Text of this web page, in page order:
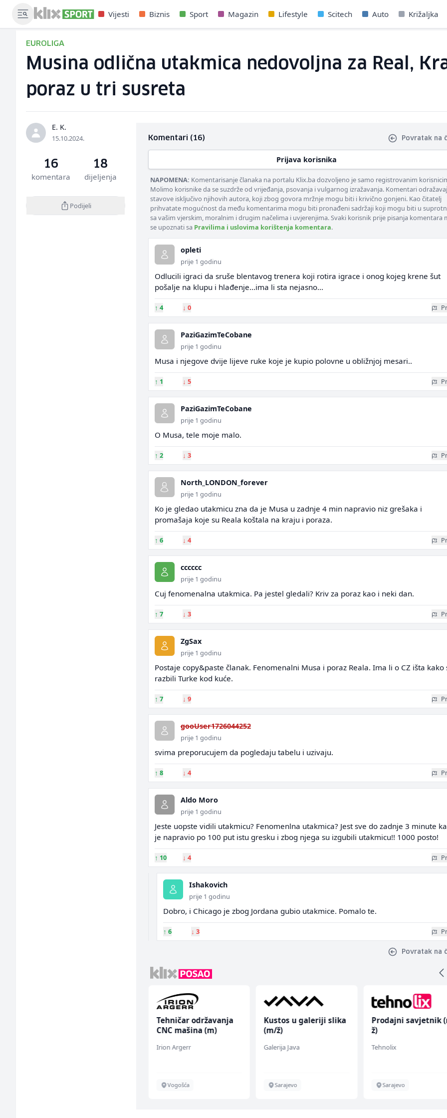
Vijesti Biznis Sport Magazin Lifestyle Scitech Auto Križaljka
EUROLIGA
Musina odlična utakmica nedovoljna za Real,
poraz u tri susreta
E. K.
15.10.2024.
16
komentara
18
dijeljenja
Podijeli
Komentari (16) Povratak na
Prijava korisnika
NAPOMENA: Komentarisanje članaka na portalu Klix.ba dozvoljeno je samo registrovanim
Molimo korisnike da se suzdrže od vrijeđanja, psovanja i vulgarnog izražavanja. Komentari
stavove isključivo njihovih autora, koji zbog govora mržnje mogu biti i krivično gonjeni. Kao čitatelj
prihvatate mogućnost da među komentarima mogu biti pronađeni sadržaji koji mogu biti u
sa vašim vjerskim, moralnim i drugim načelima i uvjerenjima. Svaki korisnik prije pisanja komentara
se upoznati sa Pravilima i uslovima korištenja komentara.
opleti
prije 1 godinu
Odlucili igraci da sruše blentavog trenera koji rotira igrace i onog kojeg krene šut
pošalje na klupu i hlađenje...ima li sta nejasno...
↑ 4 ↓ 0
PaziGazimTeCobane
prije 1 godinu
Musa i njegove dvije lijeve ruke koje je kupio polovne u obližnjoj mesari..
↑ 1 ↓ 5
PaziGazimTeCobane
prije 1 godinu
O Musa, tele moje malo.
↑ 2 ↓ 3
North_LONDON_forever
prije 1 godinu
Ko je gledao utakmicu zna da je Musa u zadnje 4 min napravio niz grešaka i
promašaja koje su Reala koštala na kraju i poraza.
↑ 6 ↓ 4
cccccc
prije 1 godinu
Cuj fenomenalna utakmica. Pa jestel gledali? Kriv za poraz kao i neki dan.
↑ 7 ↓ 3
ZgSax
prije 1 godinu
Postaje copy&paste članak. Fenomenalni Musa i poraz Reala. Ima li o CZ išta kako
razbili Turke kod kuće.
↑ 7 ↓ 9
gooUser1726044252
prije 1 godinu
svima preporucujem da pogledaju tabelu i uzivaju.
↑ 8 ↓ 4
Aldo Moro
prije 1 godinu
Jeste uopste vidili utakmicu? Fenomenlna utakmica? Jest sve do zadnje 3 minute
je napravio po 100 put istu gresku i zbog njega su izgubili utakmicu!! 1000 posto!
↑ 10 ↓ 4
Ishakovich
prije 1 godinu
Dobro, i Chicago je zbog Jordana gubio utakmice. Pomalo te.
↑ 6 ↓ 3
Povratak na
Tehničar održavanja
CNC mašina (m)
Irion Argerr
Vogošća
Kustos u galeriji slika
(m/ž)
Galerija Java
Sarajevo
Prodajni savjetnik
ž)
Tehnolix
Sarajevo